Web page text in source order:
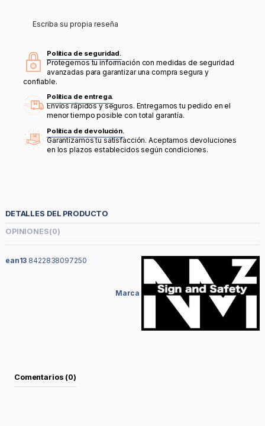
Escriba su propia reseña
Política de seguridad.
Protegemos tu información con medidas de seguridad
avanzadas para garantizar una compra segura y
confiable.
Política de entrega.
Envíos rápidos y seguros. Entregamos tu pedido en el
menor tiempo posible con total garantía.
Política de devolución.
Garantizamos tu satisfacción. Aceptamos devoluciones
en los plazos establecidos según condiciones.
DETALLES DEL PRODUCTO
OPINIONES(0)
Marca
ean13 8422838097250
Comentarios (0)